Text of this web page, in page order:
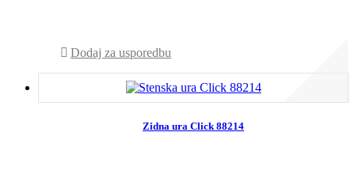
Dodaj za usporedbu
Zidna ura Click 88214